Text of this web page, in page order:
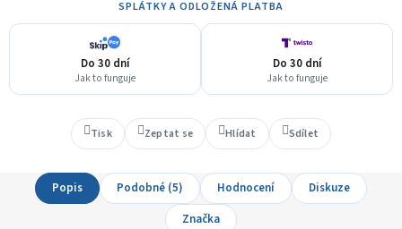
SPLÁTKY A ODLOŽENÁ PLATBA
Do 30 dní
Jak to funguje
Do 30 dní
Jak to funguje
Tisk Zeptat se Hlídat Sdílet
Popis Podobné (5) Hodnocení
Diskuze
Značka